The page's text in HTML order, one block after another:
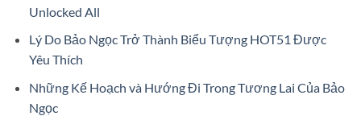
Unlocked All
Lý Do Bảo Ngọc Trở Thành Biểu Tượng HOT51 Được
Yêu Thích
Những Kế Hoạch và Hướng Đi Trong Tương Lai Của Bảo
Ngọc